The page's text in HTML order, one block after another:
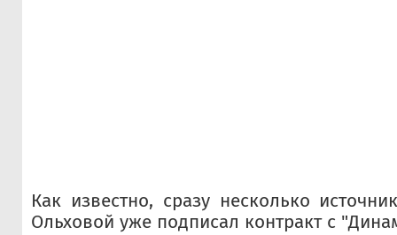
Как известно, сразу несколько
Ольховой уже подписал контракт с